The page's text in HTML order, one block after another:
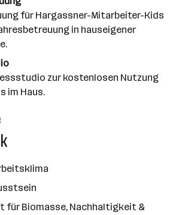
für Hargassner-Mitarbeiter-Kids
in hauseigener
zur kostenlosen Nutzung
im Haus.
für Biomasse, Nachhaltigkeit &